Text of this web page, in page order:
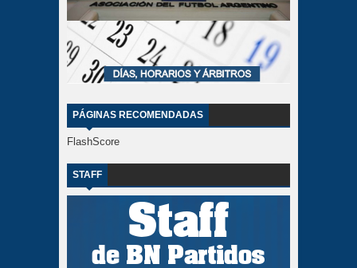
PÁGINAS RECOMENDADAS
FlashScore
STAFF